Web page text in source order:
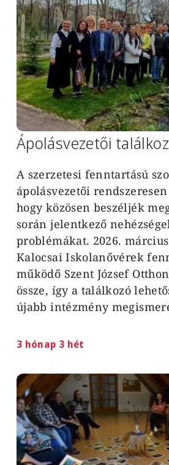
Ápolásvezetői
A szerzetesi fenntartású
ápolásvezetői
hogy közösen beszéljék
során jelentkező
problémákat. 2026.
Kalocsai Iskolanővérek
működő Szent József
össze, így a találkozó
újabb intézmény
3 hónap 3 hét
Image